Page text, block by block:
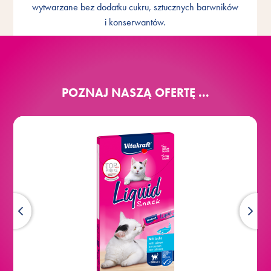
Przyjemność
wytwarzane bez dodatku cukru, sztucznych barwników
i konserwantów.
POZNAJ NASZĄ OFERTĘ ...